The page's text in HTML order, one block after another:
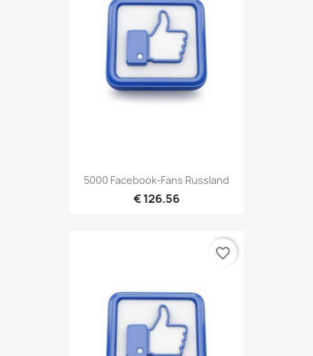
5000 Facebook-Fans Russland
€ 126.56
favorite_border